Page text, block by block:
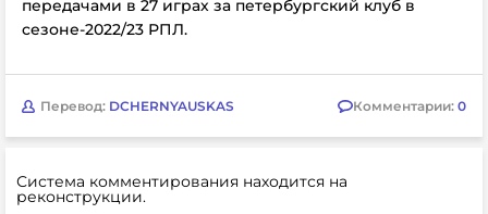
передачами в 27 играх за петербургский клуб в
сезоне-2022/23 РПЛ.
Перевод: DCHERNYAUSKAS Комментарии: 0
Система комментирования находится на
реконструкции.